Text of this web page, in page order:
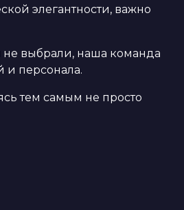
элегантности, важно
не выбрали, наша команда
и персонала.
тем самым не просто